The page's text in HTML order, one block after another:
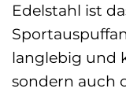
Edelstahl ist
langlebig und
sondern auch